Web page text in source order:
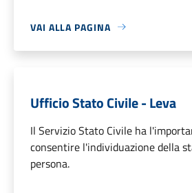
VAI ALLA PAGINA
Ufficio Stato Civile - Leva
Il Servizio Stato Civile ha
consentire l'individuazione della
persona.